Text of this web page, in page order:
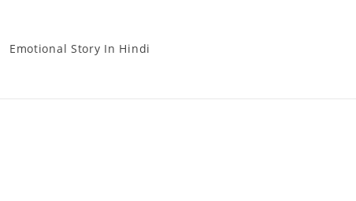
Emotional Story In Hindi